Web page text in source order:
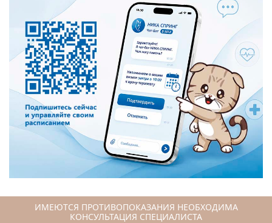
ИМЕЮТСЯ ПРОТИВОПОКАЗАНИЯ НЕОБХОДИМА
КОНСУЛЬТАЦИЯ СПЕЦИАЛИСТА